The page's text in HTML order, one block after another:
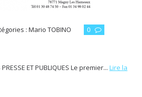
ET PUBLIQUES Le premier... Lire la
:Mario TOBINO 0